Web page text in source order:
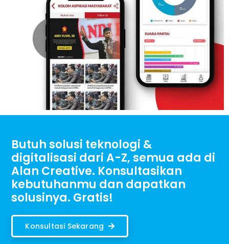
Butuh solusi teknologi &
digitalisasi dari A-Z, semua ada di
Alan Creative. Konsultasikan
kebutuhanmu dan dapatkan
solusinya. Gratis!
Konsultasi Sekarang